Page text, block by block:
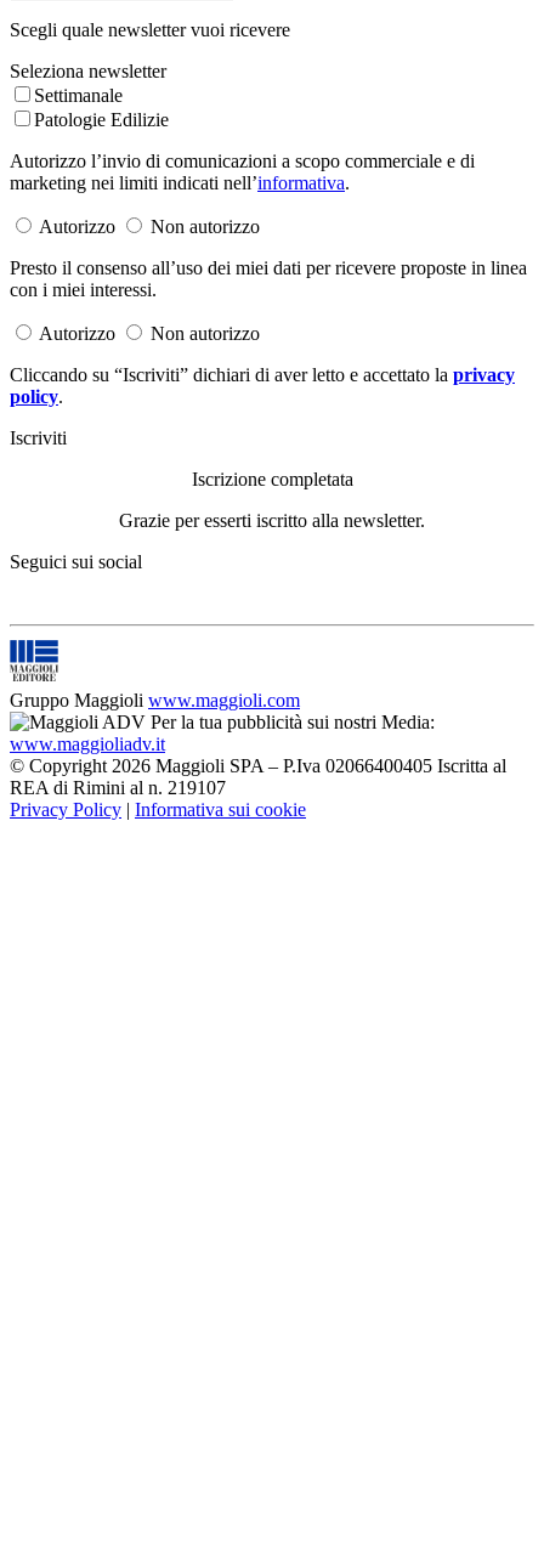
Scegli quale newsletter vuoi ricevere
Seleziona newsletter
Settimanale
Patologie Edilizie
Autorizzo l’invio di comunicazioni a scopo commerciale e di
marketing nei limiti indicati nell’informativa.
Autorizzo
Non autorizzo
Presto il consenso all’uso dei miei dati per ricevere proposte in linea
con i miei interessi.
Autorizzo
Non autorizzo
Cliccando su “Iscriviti” dichiari di aver letto e accettato la privacy
policy.
Iscriviti
Iscrizione completata
Grazie per esserti iscritto alla newsletter.
Seguici sui social
Gruppo Maggioli www.maggioli.com
Per la tua pubblicità sui nostri Media:
www.maggioliadv.it
© Copyright 2026 Maggioli SPA – P.Iva 02066400405 Iscritta al
REA di Rimini al n. 219107
Privacy Policy | Informativa sui cookie